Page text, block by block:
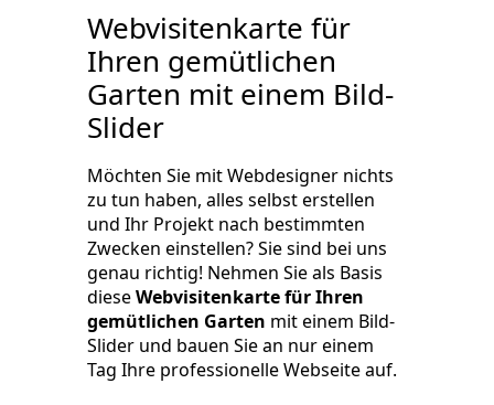
Webvisitenkarte für
Ihren gemütlichen
Garten mit einem Bild-
Slider
Möchten Sie mit Webdesigner nichts
zu tun haben, alles selbst erstellen
und Ihr Projekt nach bestimmten
Zwecken einstellen? Sie sind bei uns
genau richtig! Nehmen Sie als Basis
dieseWebvisitenkarte für Ihren
gemütlichen Garten mit einem Bild-
Slider und bauen Sie an nur einem
Tag Ihre professionelle Webseite auf.